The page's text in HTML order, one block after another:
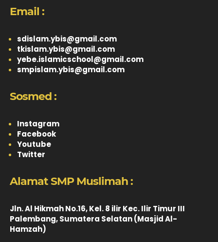
Email :
sdislam.ybis@gmail.com
tkislam.ybis@gmail.com
yebe.islamicschool@gmail.com
smpislam.ybis@gmail.com
Sosmed :
Instagram
Facebook
Youtube
Twitter
Alamat SMP Muslimah :
Jln. Al Hikmah No.16, Kel. 8 ilir Kec. Ilir Timur III
Palembang, Sumatera Selatan (Masjid Al-
Hamzah)